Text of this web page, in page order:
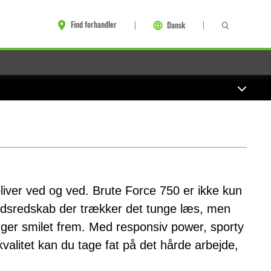
Find forhandler Dansk
ved og ved. Brute Force 750 er ikke kun
der trækker det tunge læs, men
smilet frem. Med responsiv power, sporty
kan du tage fat på det hårde arbejde,